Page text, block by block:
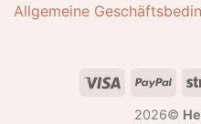
Allgemeine
Visa
2026©